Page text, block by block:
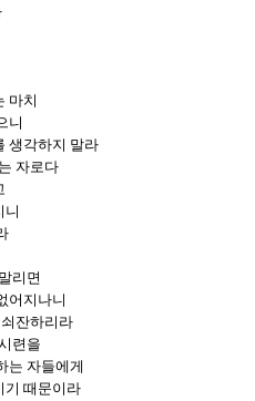
마치
니
생각하지 말라
자로다
니
리면
어지나니
잔하리라
련을
는 자들에게
기 때문이라